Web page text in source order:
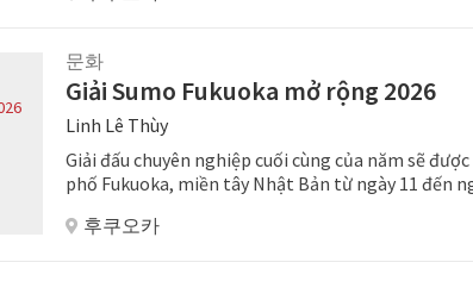
문화
Giải Sumo Fukuoka mở rộng 2026
Linh Lê Thùy
Giải đấu chuyên nghiệp cuối cùng của năm sẽ
phố Fukuoka, miền tây Nhật Bản từ ngày 11 đến
후쿠오카